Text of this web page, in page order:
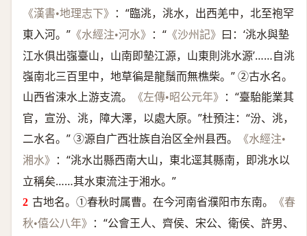
《漢書•地理志下》
：“臨洮，洮水，出西羌中，北至袍罕
東入河。” 《水經注•河水》 ：“ 《沙州記》 曰：‘洮水與墊
江水俱出嵹臺山，山南即墊江源，山東則洮水源’……自洮
嵹南北三百里中，地草徧是龍鬚而無樵柴。” ②古水名。
山西省涑水上游支流。
《左傳•昭公元年》
：“臺駘能業其
官，宣汾、洮，障大澤，以處大原。”杜預注：“汾、洮，
二水名。” ③源自广西壮族自治区全州县西。
《水經注•
湘水》
：“洮水岀縣西南大山，東北逕其縣南，即洮水以
立稱矣……其水東流注于湘水。”
古地名。①春秋时属曹。在今河南省濮阳市东南。
《春
秋•僖公八年》
：“公會王人、齊侯、宋公、衛侯、許男、